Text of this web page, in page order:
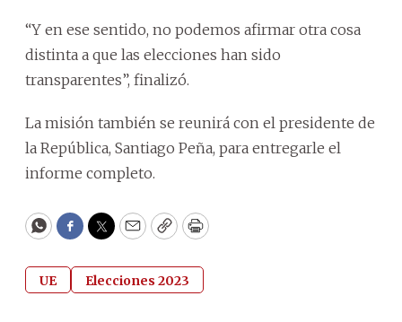
“Y en ese sentido, no podemos afirmar otra cosa
distinta a que las elecciones han sido
transparentes”, finalizó.
La misión también se reunirá con el presidente de
la República, Santiago Peña, para entregarle el
informe completo.
WhatsApp
Facebook
Twitter
EmailCopyPrint
UE Elecciones 2023